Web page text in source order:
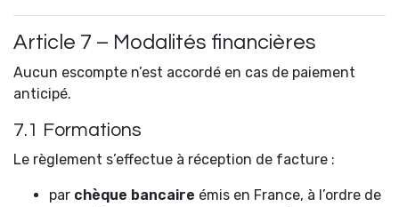
Article 7 – Modalités financières
Aucun escompte n’est accordé en cas de paiement
anticipé.
7.1 Formations
Le règlement s’effectue à réception de facture :
par chèque bancaire émis en France, à l’ordre de